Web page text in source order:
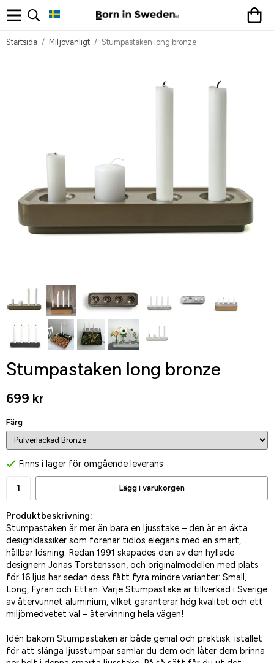
Startsida / Miljövänligt / Stumpastaken long bronze
Stumpastaken long bronze
699 kr
Färg
Finns i lager för omgående leverans
Lägg i varukorgen
Produktbeskrivning:
Stumpastaken är mer än bara en ljusstake – den är en äkta
designklassiker som förenar tidlös elegans med en smart,
hållbar lösning. Redan 1991 skapades den av den hyllade
designern Jonas Torstensson, och originalmodellen med plats
för 16 ljus har sedan dess fått fyra mindre varianter: Small,
Long, Fyran och Ettan. Varje Stumpastake är tillverkad i Sverige
av återvunnet aluminium, vilket garanterar hög kvalitet och ett
miljömedvetet val – återvinning hela vägen!
Idén bakom Stumpastaken är både genial och praktisk: istället
för att slänga ljusstumpar samlar du dem och låter dem brinna